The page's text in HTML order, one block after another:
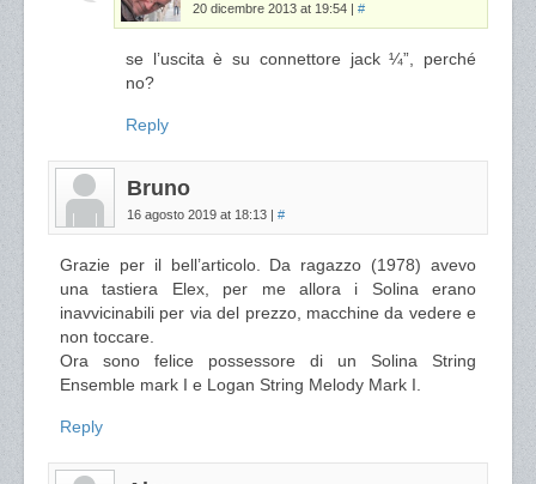
20 dicembre 2013 at 19:54 | #
se l’uscita è su connettore jack ¼”, perché
no?
Reply
Bruno
16 agosto 2019 at 18:13 | #
Grazie per il bell’articolo. Da ragazzo (1978) avevo
una tastiera Elex, per me allora i Solina erano
inavvicinabili per via del prezzo, macchine da vedere e
non toccare.
Ora sono felice possessore di un Solina String
Ensemble mark I e Logan String Melody Mark I.
Reply